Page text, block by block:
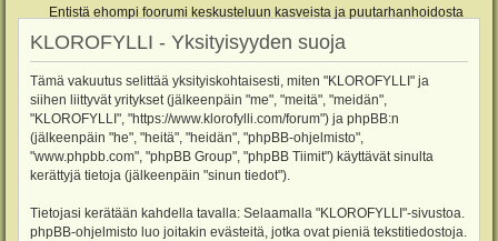
Entistä ehompi foorumi keskusteluun kasveista ja puutarhanhoidosta
KLOROFYLLI - Yksityisyyden suoja
Tämä vakuutus selittää yksityiskohtaisesti, miten "KLOROFYLLI" ja
siihen liittyvät yritykset (jälkeenpäin "me", "meitä", "meidän",
"KLOROFYLLI", "https://www.klorofylli.com/forum") ja phpBB:n
(jälkeenpäin "he", "heitä", "heidän", "phpBB-ohjelmisto",
"www.phpbb.com", "phpBB Group", "phpBB Tiimit") käyttävät sinulta
kerättyjä tietoja (jälkeenpäin "sinun tiedot").
Tietojasi kerätään kahdella tavalla: Selaamalla "KLOROFYLLI"-sivustoa.
phpBB-ohjelmisto luo joitakin evästeitä, jotka ovat pieniä tekstitiedostoja.